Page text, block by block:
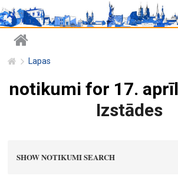
Lapas
notikumi for 17.
Izstādes
SHOW NOTIKUMI SEARCH